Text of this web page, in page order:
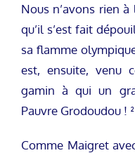
Nous n’avons rien
qu’il s’est fait
sa flamme
est, ensuite, venu
gamin à qui un
Pauvre Grodoudou ! ²
Comme Maigret